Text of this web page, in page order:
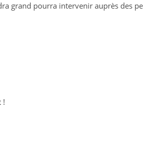
grand pourra intervenir auprès des
!